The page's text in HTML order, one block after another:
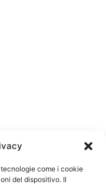
come i cookie
del dispositivo. Il